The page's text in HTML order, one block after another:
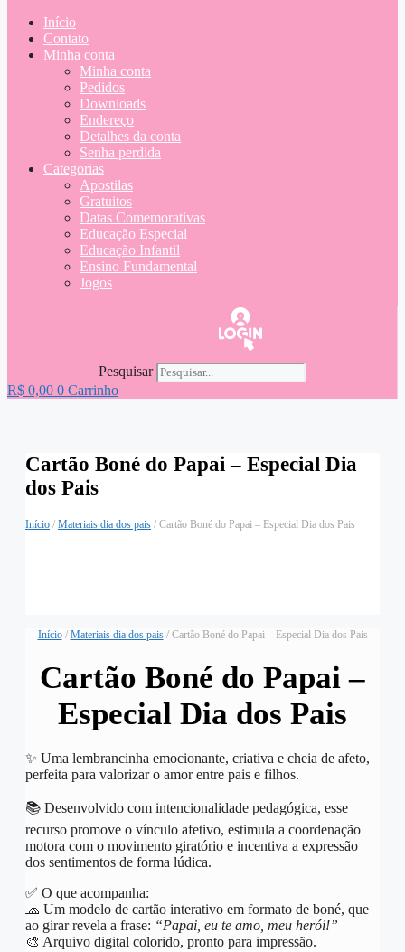
Início
Contato
Minha conta
Minha conta
Pedidos
Downloads
Endereço
Detalhes da conta
Senha perdida
Categorias
Apostilas
Gratuitos
Datas Comemorativas
Educação Especial
Educação Infantil
Ensino Fundamental
Jogos
Pesquisar
R$ 0,00 0 Carrinho
Cartão Boné do Papai – Especial Dia
dos Pais
Início / Materiais dia dos pais / Cartão Boné do Papai – Especial Dia dos Pais
Início/ Materiais dia dos pais/ Cartão Boné do Papai – Especial Dia dos Pais
Cartão Boné do Papai –
Especial Dia dos Pais
✨ Uma lembrancinha emocionante, criativa e cheia de afeto,
perfeita para valorizar o amor entre pais e filhos.
📚 Desenvolvido com intencionalidade pedagógica, esse
recurso promove o vínculo afetivo, estimula a coordenação
motora com o movimento giratório e incentiva a expressão
dos sentimentos de forma lúdica.
✅ O que acompanha:
🧢 Um modelo de cartão interativo em formato de boné, que
ao girar revela a frase: “Papai, eu te amo, meu herói!”
🎨 Arquivo digital colorido, pronto para impressão.